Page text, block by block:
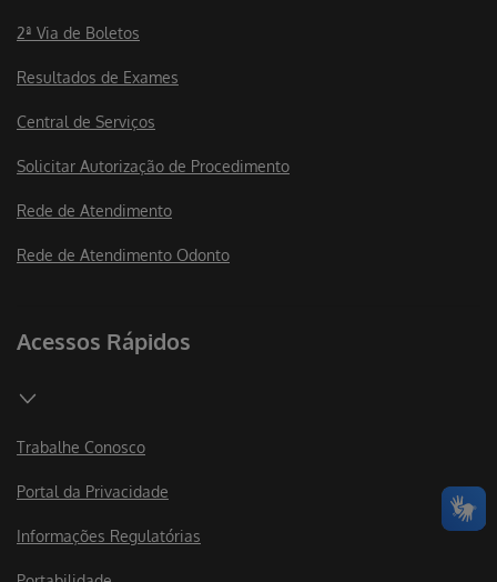
2ª Via de Boletos
Resultados de Exames
Central de Serviços
Solicitar Autorização de Procedimento
Rede de Atendimento
Rede de Atendimento Odonto
Acessos Rápidos
Trabalhe Conosco
Portal da Privacidade
Informações Regulatórias